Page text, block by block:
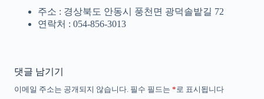
주소 : 경상북도 안동시 풍천면 광덕솔밭길 72
연락처 : 054-856-3013
댓글 남기기
이메일 주소는 공개되지 않습니다. 필수 필드는 *로 표시됩니다